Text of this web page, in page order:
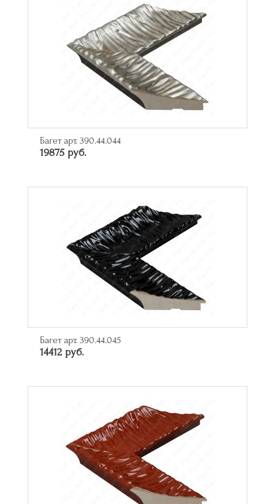
Багет арт. 390.44.044
19875 руб.
Багет арт. 390.44.045
14412 руб.